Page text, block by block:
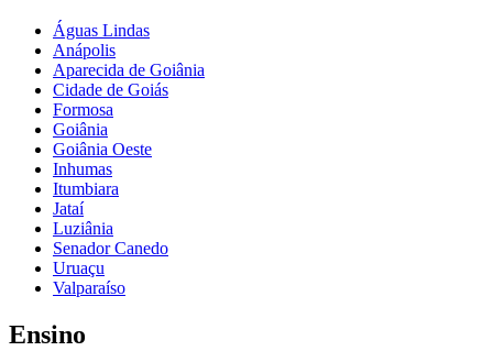
Águas Lindas
Anápolis
Aparecida de Goiânia
Cidade de Goiás
Formosa
Goiânia
Goiânia Oeste
Inhumas
Itumbiara
Jataí
Luziânia
Senador Canedo
Uruaçu
Valparaíso
Ensino